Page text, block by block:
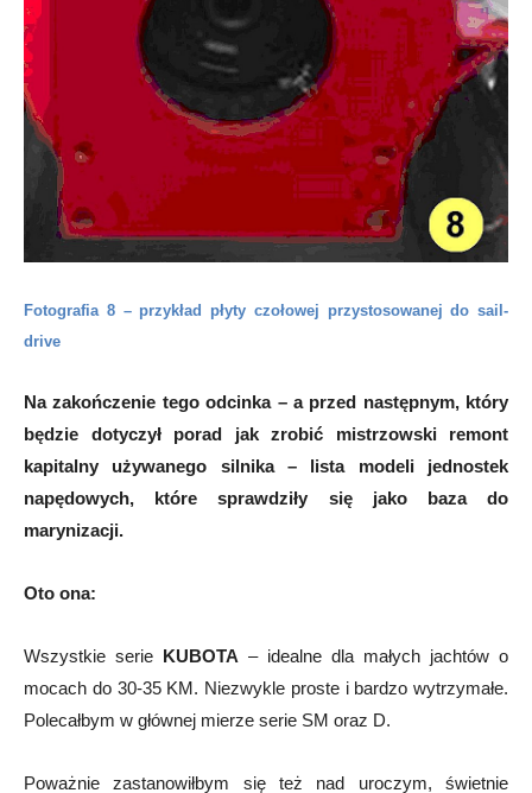
Fotografia 8 – przykład płyty czołowej przystosowanej do sail-
drive
Na zakończenie tego odcinka – a przed następnym, który
będzie dotyczył porad jak zrobić mistrzowski remont
kapitalny używanego silnika – lista modeli jednostek
napędowych, które sprawdziły się jako baza do
marynizacji.
Oto ona:
Wszystkie serie KUBOTA – idealne dla małych jachtów o
mocach do 30-35 KM. Niezwykle proste i bardzo wytrzymałe.
Polecałbym w głównej mierze serie SM oraz D.
Poważnie zastanowiłbym się też nad uroczym, świetnie